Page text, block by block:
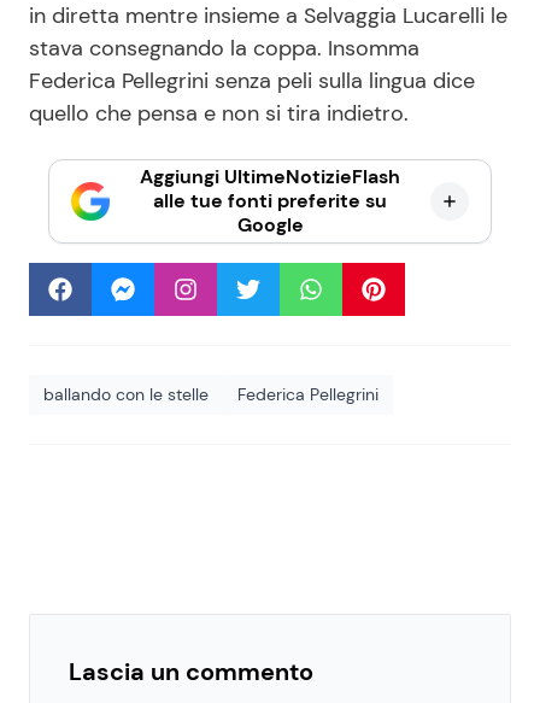
in diretta mentre insieme a Selvaggia Lucarelli le
stava consegnando la coppa. Insomma
Federica Pellegrini senza peli sulla lingua dice
quello che pensa e non si tira indietro.
Aggiungi UltimeNotizieFlash
alle tue fonti preferite su
Google
ballando con le stelle Federica Pellegrini
Lascia un commento